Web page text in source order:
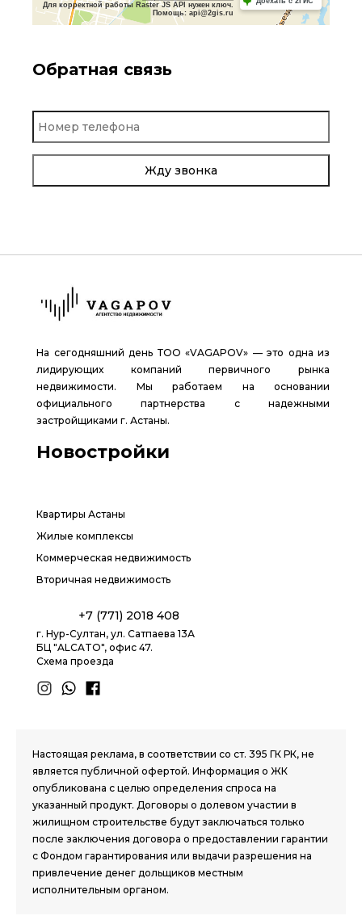
Обратная связь
На сегодняшний день ТОО «VAGAPOV» — это одна из
лидирующих компаний первичного рынка
недвижимости. Мы работаем на основании
официального партнерства с надежными
застройщиками г. Астаны.
Новостройки
Квартиры Астаны
Жилые комплексы
Коммерческая недвижимость
Вторичная недвижимость
+7 (771) 2018 408
г. Нур-Султан, ул. Сатпаева 13А
БЦ "ALCATO", офис 47.
Схема проезда
Настоящая реклама, в соответствии со ст. 395 ГК РК, не
является публичной офертой. Информация о ЖК
опубликована с целью определения спроса на
указанный продукт. Договоры о долевом участии в
жилищном строительстве будут заключаться только
после заключения договора о предоставлении гарантии
с Фондом гарантирования или выдачи разрешения на
привлечение денег дольщиков местным
исполнительным органом.